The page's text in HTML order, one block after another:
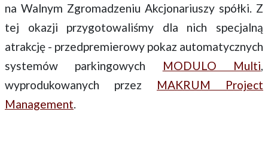
na Walnym Zgromadzeniu Akcjonariuszy spółki. Z
tej okazji przygotowaliśmy dla nich specjalną
atrakcję - przedpremierowy pokaz automatycznych
systemów parkingowych
MODULO Multi,
wyprodukowanych przez MAKRUM Project
Management.